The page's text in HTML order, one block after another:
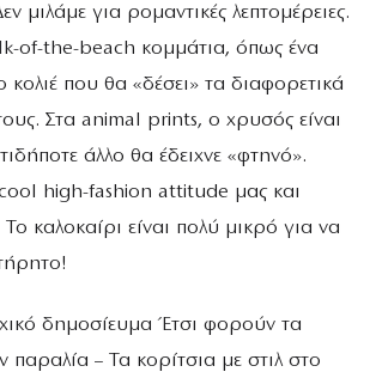
μιλάμε για ρομαντικές λεπτομέρειες.
of-the-beach κομμάτια, όπως ένα
που θα «δέσει» τα διαφορετικά
Στα animal prints, ο χρυσός είναι
άλλο θα έδειχνε «φτηνό».
high-fashion attitude μας και
Το καλοκαίρι είναι πολύ μικρό για να
δημοσίευμα Έτσι φορούν τα
– Τα κορίτσια με στιλ στο